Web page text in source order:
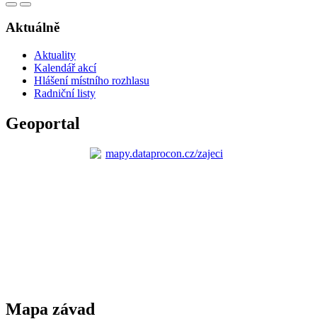
Aktuálně
Aktuality
Kalendář akcí
Hlášení místního rozhlasu
Radniční listy
Geoportal
Mapa závad